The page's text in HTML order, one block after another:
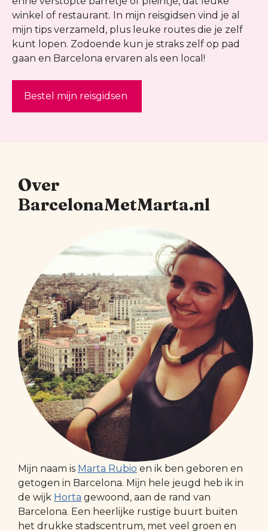
winkel of restaurant. In mijn reisgidsen vind je al
mijn tips verzameld, plus leuke routes die je zelf
kunt lopen. Zodoende kun je straks zelf op pad
gaan en Barcelona ervaren als een local!
Bestel mijn reisgidsen
Over
BarcelonaMetMarta.nl
Mijn naam is Marta Rubio en ik ben geboren en
getogen in Barcelona. Mijn hele jeugd heb ik in
de wijk Horta gewoond, aan de rand van
Barcelona. Een heerlijke rustige buurt buiten
het drukke stadscentrum, met veel groen en